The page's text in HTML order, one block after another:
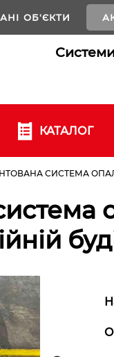
ОБ'ЄКТИ
КАТАЛОГ
СИСТЕМА